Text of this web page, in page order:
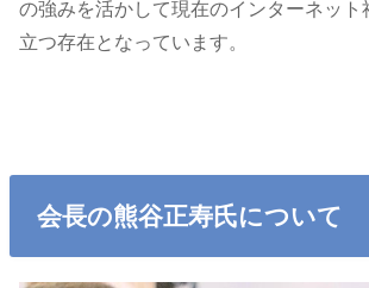
の強みを活かして現在のインターネット
立つ存在となっています。
会長の熊谷正寿氏について